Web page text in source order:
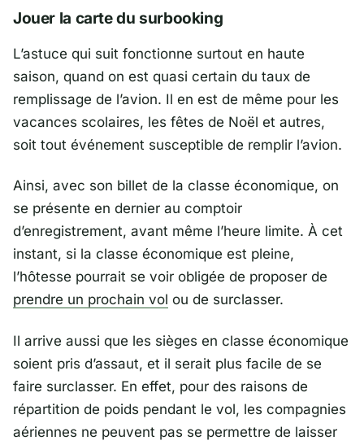
Jouer la carte du surbooking
L’astuce qui suit fonctionne surtout en haute
saison, quand on est quasi certain du taux de
remplissage de l’avion. Il en est de même pour les
vacances scolaires, les fêtes de Noël et autres,
soit tout événement susceptible de remplir l’avion.
Ainsi, avec son billet de la classe économique, on
se présente en dernier au comptoir
d’enregistrement, avant même l’heure limite. À cet
instant, si la classe économique est pleine,
l’hôtesse pourrait se voir obligée de proposer de
prendre un prochain vol ou de surclasser.
Il arrive aussi que les sièges en classe économique
soient pris d’assaut, et il serait plus facile de se
faire surclasser. En effet, pour des raisons de
répartition de poids pendant le vol, les compagnies
aériennes ne peuvent pas se permettre de laisser